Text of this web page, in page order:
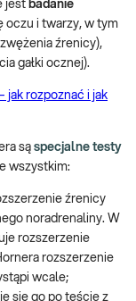
jest badanie
oczu i twarzy, w tym
źrenicy),
gałki ocznej).
jak rozpoznać i jak
są specjalne testy
wszystkim:
źrenicy
noradrenaliny. W
rozszerzenie
rozszerzenie
wcale;
się go po teście z